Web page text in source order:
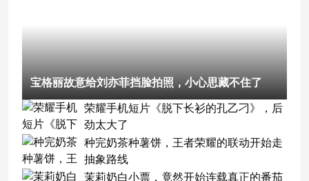
宝格丽故意给刘亦菲挡脸拍照，小心思藏不住了
荣耀手机短片《脱下长衫的孔乙刁》，后
劲太大了
种完奶茶种薯饼，王者荣耀的联动开始走
抽象路线
茉莉奶白小票，竟然开始连载真正的番茄